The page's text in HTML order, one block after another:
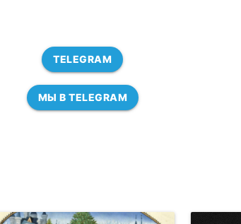
TELEGRAM
МЫ В TELEGRAM